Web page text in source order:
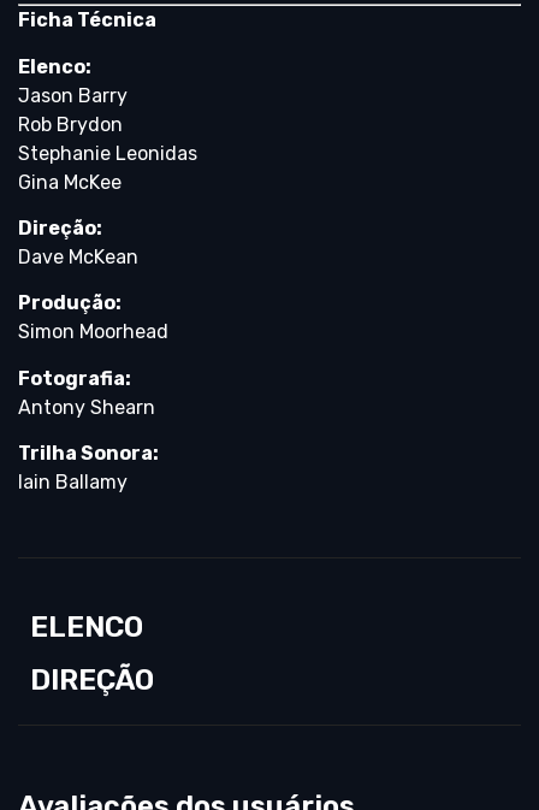
Ficha Técnica
Elenco:
Jason Barry
Rob Brydon
Stephanie Leonidas
Gina McKee
Direção:
Dave McKean
Produção:
Simon Moorhead
Fotografia:
Antony Shearn
Trilha Sonora:
Iain Ballamy
ELENCO
DIREÇÃO